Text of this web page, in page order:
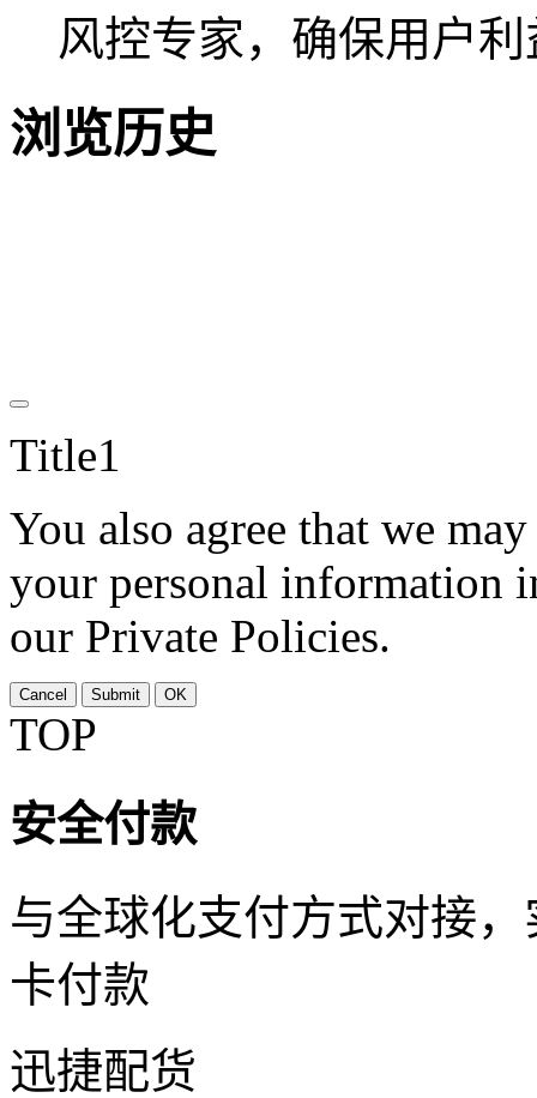
风控专家，确保用户利
浏览历史
Title1
You also agree that we
your personal information
our Private Policies.
Cancel Submit OK
TOP
安全付款
与全球化支付方式对接
卡付款
迅捷配货